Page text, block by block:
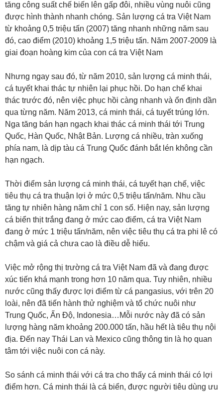
tăng công suất chế biến lên gấp đôi, nhiều vùng nuôi cũng
được hình thành nhanh chóng. Sản lượng cá tra Việt Nam
từ khoảng 0,5 triệu tấn (2007) tăng nhanh những năm sau
đó, cao điểm (2010) khoảng 1,5 triệu tấn. Năm 2007-2009 là
giai đoạn hoàng kim của con cá tra Việt Nam
Nhưng ngay sau đó, từ năm 2010, sản lượng cá minh thái,
cá tuyết khai thác tự nhiên lại phục hồi. Do hạn chế khai
thác trước đó, nên việc phục hồi càng nhanh và ổn định dần
qua từng năm. Năm 2013, cá minh thái, cá tuyết trúng lớn.
Nga tăng bán hạn ngạch khai thác cá minh thái tới Trung
Quốc, Hàn Quốc, Nhật Bản. Lượng cá nhiều, tràn xuống
phía nam, là dịp tàu cá Trung Quốc đánh bắt lén không cần
hạn ngạch.
Thời điểm sản lượng cá minh thái, cá tuyết hạn chế, việc
tiêu thụ cá tra thuận lợi ở mức 0,5 triệu tấn/năm. Nhu cầu
tăng tự nhiên hàng năm chỉ 1 con số. Hiện nay, sản lượng
cá biển thịt trắng đang ở mức cao điểm, cá tra Việt Nam
đang ở mức 1 triệu tấn/năm, nên việc tiêu thụ cá tra phi lê có
chậm và giá cả chưa cao là điều dễ hiểu.
Việc mở rộng thị trường cá tra Việt Nam đã và đang được
xúc tiến khá mạnh trong hơn 10 năm qua. Tuy nhiên, nhiều
nước cũng thấy được lợi điểm từ cá pangasius, với trên 20
loài, nên đã tiến hành thử nghiệm và tổ chức nuôi như
Trung Quốc, Ấn Độ, Indonesia…Mỗi nước này đã có sản
lượng hàng năm khoảng 200.000 tấn, hầu hết là tiêu thụ nội
địa. Đến nay Thái Lan và Mexico cũng thông tin là họ quan
tâm tới việc nuôi con cá này.
So sánh cá minh thái với cá tra cho thấy cá minh thái có lợi
điểm hơn. Cá minh thái là cá biển, được người tiêu dùng ưu